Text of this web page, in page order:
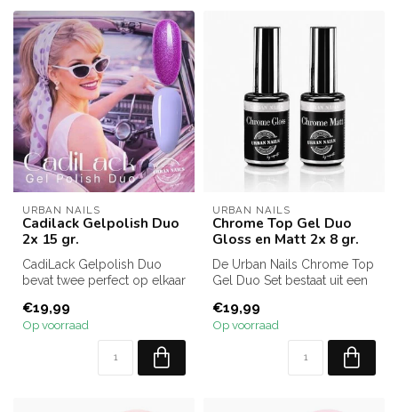
URBAN NAILS
Cadilack Gelpolish Duo
2x 15 gr.
CadiLack Gelpolish Duo
bevat twee perfect op elkaar
kleuren...
€19,99
Op voorraad
URBAN NAILS
Chrome Top Gel Duo
Gloss en Matt 2x 8 gr.
De Urban Nails Chrome Top
Gel Duo Set bestaat uit een
ee...
€19,99
Op voorraad